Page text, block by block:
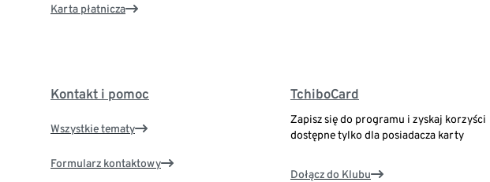
Karta płatnicza
Kontakt i pomoc
Wszystkie tematy
Formularz kontaktowy
TchiboCard
Zapisz się do programu i zyskaj korzyści
dostępne tylko dla posiadacza karty
Dołącz do Klubu